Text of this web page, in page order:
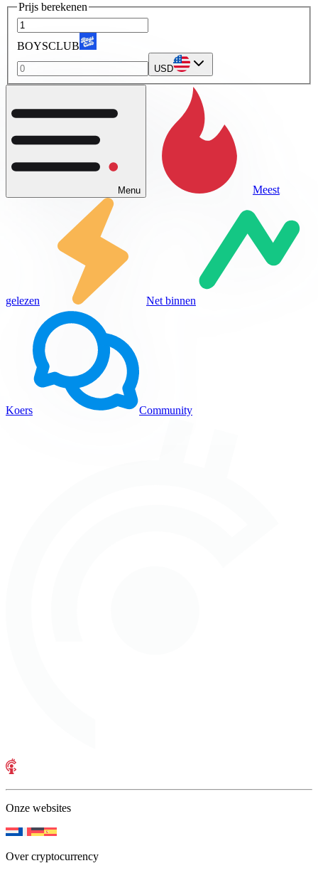
Prijs berekenen
BOYSCLUB
USD
Menu Meest
gelezen Net binnen
Koers Community
Onze websites
Over cryptocurrency